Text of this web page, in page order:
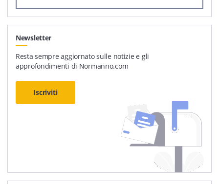
Newsletter
Resta sempre aggiornato sulle notizie e gli
approfondimenti di Normanno.com
Iscriviti